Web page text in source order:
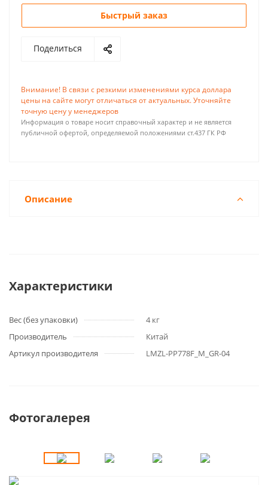
Быстрый заказ
Поделиться
Внимание! В связи с резкими изменениями курса доллара
цены на сайте могут отличаться от актуальных. Уточняйте
точную цену у менеджеров
Информация о товаре носит справочный характер и не является
публичной офертой, определяемой положениями ст.437 ГК РФ
Описание
Характеристики
Вес (без упаковки)
4 кг
Производитель
Китай
Артикул производителя
LMZL-PP778F_M_GR-04
Фотогалерея